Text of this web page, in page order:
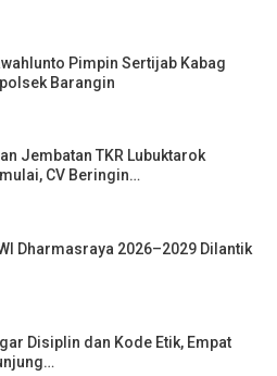
Pimpin Sertijab Kabag
Barangin
Jembatan TKR Lubuktarok
CV Beringin…
Dharmasraya 2026–2029 Dilantik
Disiplin dan Kode Etik, Empat